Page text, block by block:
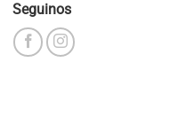
Seguinos